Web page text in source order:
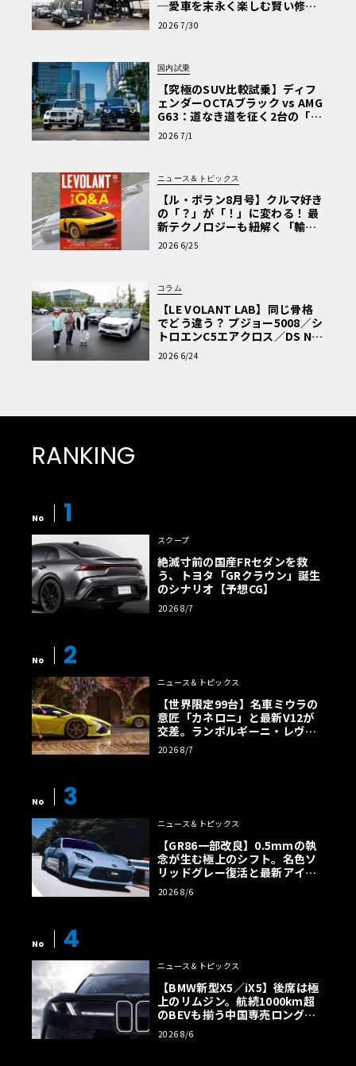
─愛車を末永く楽しむ賢い修理
術と、プロがフックス製オイル
を選ぶ理由〈PR〉
2026 7/30
国内試乗
【究極のSUV比較試乗】ディフ
ェンダーOCTAブラック vs AMG
G63：道なき道を征く2台の「対
極的アプローチ」
2026 7/1
ニュース＆トピックス
【ル・ボラン8月号】クルマ好き
の「？」が「！」に変わる！ 最
新テクノロジーも紐解く「輸入
車Q&A」
2026 6/25
コラム
【LE VOLANT LAB】同じ骨格
でどう違う？ プジョー5008／シ
トロエンC5エアクロス／DS Nº4
読者一気乗りレポート
2026 6/24
RANKING
No 1
スクープ
絶滅寸前の国産FRセダンを救
う、トヨタ「GRクラウン」誕生
のシナリオ【予想CG】
2026 8/7
No 2
ニュース＆トピックス
【世界限定99台】名車ミウラの
意匠「カネロニ」と最新V12が
交差。ランボルギーニ・レヴエ
ルトに60周年記念車が登場
2026 8/7
No 3
ニュース＆トピックス
【GR86一部改良】0.5mmの執
念が生む極上のシフト。名色ソ
リッドグレー復活と最新アイサ
イトでFRの極みへ
2026 8/6
No 4
ニュース＆トピックス
【BMW新型X5／iX5】後席は極
上のリムジン。航続1000km超
のBEVも揃う中国専売ロング仕
様の全貌
2026 8/6